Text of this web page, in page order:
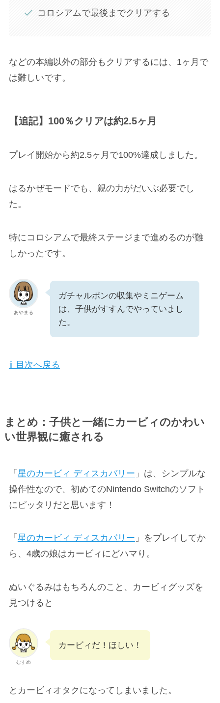
コロシアムで最後までクリアする
などの本編以外の部分もクリアするには、1ヶ月で
は難しいです。
【追記】100％クリアは約2.5ヶ月
プレイ開始から約2.5ヶ月で100%達成しました。
はるかぜモードでも、親の力がだいぶ必要でし
た。
特にコロシアムで最終ステージまで進めるのが難
しかったです。
あやまる
ガチャルポンの収集やミニゲーム
は、子供がすすんでやっていまし
た。
⇧ 目次へ戻る
まとめ：子供と一緒にカービィのかわい
い世界観に癒される
「 星のカービィ ディスカバリー 」は、シンプルな
操作性なので、初めてのNintendo Switchのソフト
にピッタリだと思います！
「 星のカービィ ディスカバリー 」をプレイしてか
ら、4歳の娘はカービィにどハマり。
ぬいぐるみはもちろんのこと、カービィグッズを
見つけると
むすめ
カービィだ！ほしい！
とカービィオタクになってしまいました。